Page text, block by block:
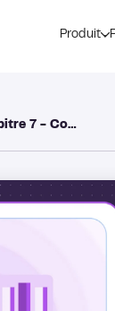
Produit
7 - Co…